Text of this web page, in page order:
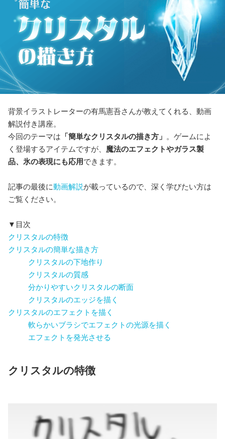
背景イラストレーターの有馬憲吾さんが教えてくれる、動画
解説付き講座。
今回のテーマは 「簡単なクリスタルの描き方」 。ゲームによ
く登場するアイテムですが、 魔法のエフェクトやガラス製
品、氷の表現にも応用できます。
記事の最後に動画解説が載っているので、深く学びたい方は
ご覧ください。
▼目次
クリスタルの特徴
クリスタルの簡単な描き方
クリスタルの下地作り
クリスタルの質感
分かりやすいクリスタルの断面
クリスタルのエッジを描く
クリスタルのエフェクトを描く
軟らかいブラシでエフェクトの光源を描く
エフェクトを発光させる
クリスタルの特徴